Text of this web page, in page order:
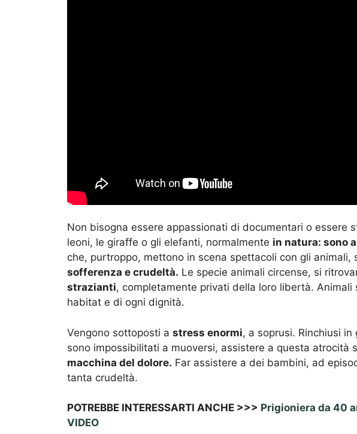
Non bisogna essere appassionati di documentari o essere
leoni, le giraffe o gli elefanti, normalmente in natura: sono
che, purtroppo, mettono in scena spettacoli con gli animali,
sofferenza e crudeltà. Le specie animali circense, si
strazianti, completamente privati della loro libertà.
habitat e di ogni dignità.
Vengono sottoposti a stress enormi, a soprusi. Rinchiusi
sono impossibilitati a muoversi, assistere a questa atrocità
macchina del dolore. Far assistere a dei bambini, ad
tanta crudeltà.
POTREBBE INTERESSARTI ANCHE >>> Prigioniera da 40
VIDEO